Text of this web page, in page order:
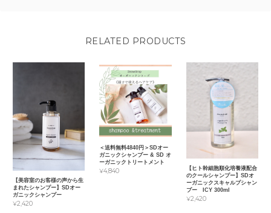
RELATED PRODUCTS
【美容室のお客様の声から生
まれたシャンプー】SDオー
ガニックシャンプー
¥2,420
＜送料無料4840円＞SDオー
ガニックシャンプー & SD オ
ーガニックトリートメント
¥4,840
【ヒト幹細胞順化培養液配合
のクールシャンプー】SDオ
ーガニックスキャルプシャン
プー ICY 300ml
¥2,420